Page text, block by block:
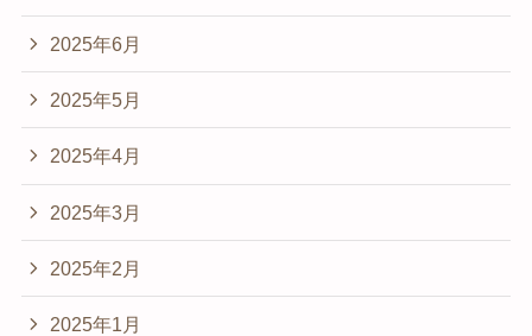
2025年6月
2025年5月
2025年4月
2025年3月
2025年2月
2025年1月